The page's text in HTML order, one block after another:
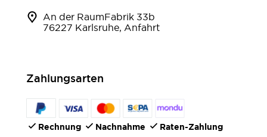
An der RaumFabrik 33b
76227 Karlsruhe, Anfahrt
Zahlungsarten
Rechnung Nachnahme Raten-Zahlung